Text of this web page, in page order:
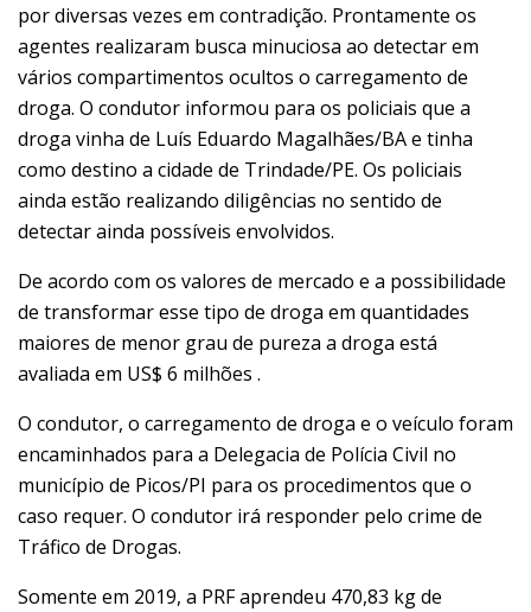
por diversas vezes em contradição. Prontamente os
agentes realizaram busca minuciosa ao detectar em
vários compartimentos ocultos o carregamento de
droga. O condutor informou para os policiais que a
droga vinha de Luís Eduardo Magalhães/BA e tinha
como destino a cidade de Trindade/PE. Os policiais
ainda estão realizando diligências no sentido de
detectar ainda possíveis envolvidos.
De acordo com os valores de mercado e a possibilidade
de transformar esse tipo de droga em quantidades
maiores de menor grau de pureza a droga está
avaliada em US$ 6 milhões .
O condutor, o carregamento de droga e o veículo foram
encaminhados para a Delegacia de Polícia Civil no
município de Picos/PI para os procedimentos que o
caso requer. O condutor irá responder pelo crime de
Tráfico de Drogas.
Somente em 2019, a PRF aprendeu 470,83 kg de